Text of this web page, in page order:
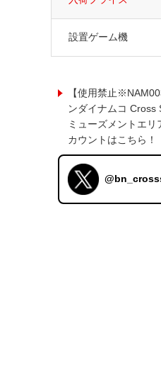
設置ゲーム機
【使用禁止
ンダイナムコ Cross
ミューズメントエリ
カウントはこちら！